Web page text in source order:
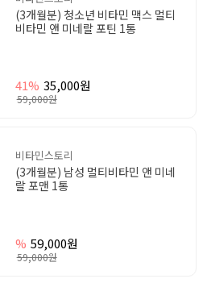
(3개월분) 청소년 비타민 맥스 멀티
비타민 앤 미네랄 포틴 1통
41% 35,000원
59,000원
비타민스토리
(3개월분) 남성 멀티비타민 앤 미네
랄 포맨 1통
% 59,000원
59,000원